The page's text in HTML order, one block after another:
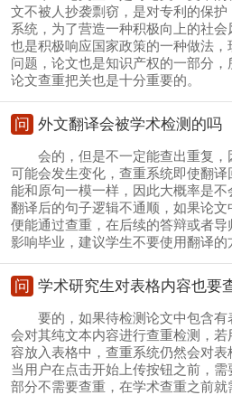
文不被人抄袭剽窃，是对专利的保护
系统，为了营造一种积极向上的社
也是积极响应国家政策的一种做法
问题，论文也是知识产权的一部分
论文查重把关也是十分重要的。
问 外文翻译会被学术检测的吗
会的，但是不一定能查出重复
可能会发生变化，查重系统即使翻
能和原句一模一样，因此大概率是
翻译后的句子逻辑不通顺，如果论
便能通过查重，在后续的答辩或者导
影响毕业，建议学生不要使用翻译的
问 学术研究生对表格内容也要
要的，如果待检测论文中包含
会对其纯文本内容进行查重检测，
容放入表格中，查重系统仍然会对
当用户在点击开始上传按钮之前，
部分不需要查重，在学术查重之前就